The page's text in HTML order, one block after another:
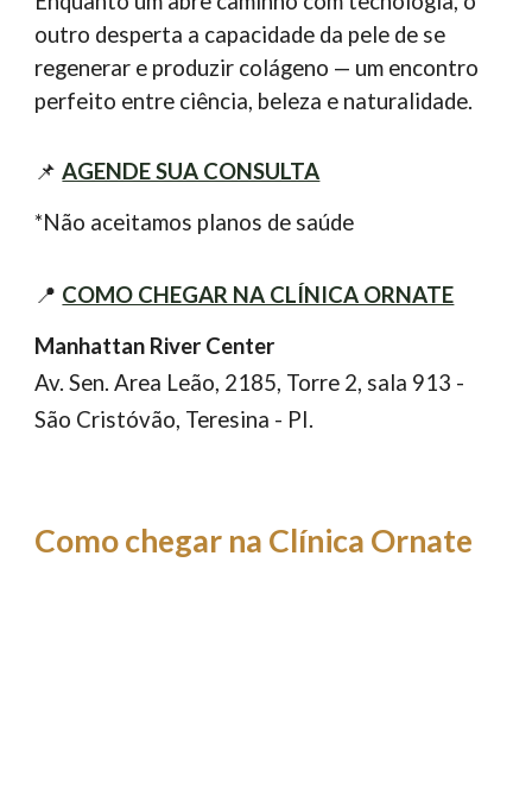
outro desperta a capacidade da pele de se
regenerar e produzir colágeno — um encontro
perfeito entre ciência, beleza e naturalidade.
📌AGENDE SUA CONSULTA
*Não aceitamos planos de saúde
📍 COMO CHEGAR NA CLÍNICA ORNATE
Manhattan River Center
Av. Sen. Area Leão, 2185, Torre 2, sala 913 -
São Cristóvão, Teresina - PI.
Como chegar na Clínica Ornate